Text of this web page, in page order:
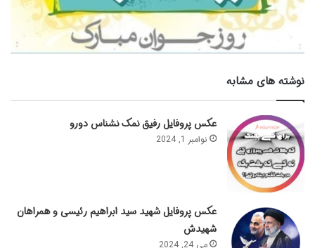
نوشته های مشابه
عکس پروفایل رفیق نمک نشناس دورو
نوامبر 1, 2024
عکس پروفایل شهید سید ابراهیم رئیسی و همراهان
شهیدش
می 24, 2024